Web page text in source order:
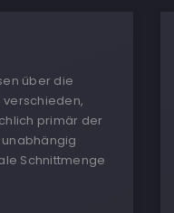
über die
verschieden,
primär der
Schnittmenge